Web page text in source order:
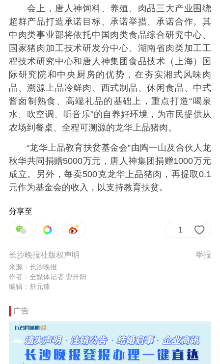
会上，唐人神饲料、养殖、肉品三大产业围绕
超群产品打造承诺目标、承诺举措、承诺合作。其
中肉类事业部将依托中国肉类食品综合研究中心、
国家猪肉加工技术研发分中心、湖南省肉类加工工
程技术研究中心和唐人神集团食品技术（上海）国
际研究院和中央厨房的优势，在夯实湘式风味肉
品、溯源上品冷鲜肉、西式制品、休闲食品、中式
酱卤制熟食、高端礼品的基础上，重点打造“喝泉
水、吹空调、听音乐”的自养好环境，为市民提供从
农场到餐桌、全程可溯源的龙华上品猪肉。
“龙华上品教育扶贫基金会”由陶一山及合伙人龙
秋华共同捐赠5000万元，唐人神集团捐赠1000万元
成立。另外，每卖500克龙华上品猪肉，再提取0.1
元作为基金会的收入，以支持教育扶贫。
分享至
1
举报
长沙晚报社版权声明
来源：长沙晚报
作者：全媒体记者 曹开阳
编辑：舒元臻
广告